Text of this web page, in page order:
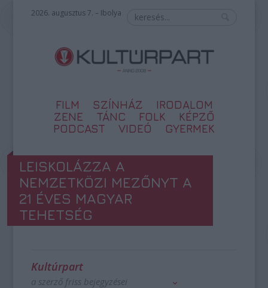
2026. augusztus 7. – Ibolya
FILM SZÍNHÁZ
IRODALOM
ZENE
TÁNC FOLK
KÉPZŐ
PODCAST
VIDEÓ GYERMEK
LEISKOLÁZZA A
NEMZETKÖZI MEZŐNYT A
21 ÉVES MAGYAR
TEHETSÉG
Kultúrpart
a szerző friss bejegyzései